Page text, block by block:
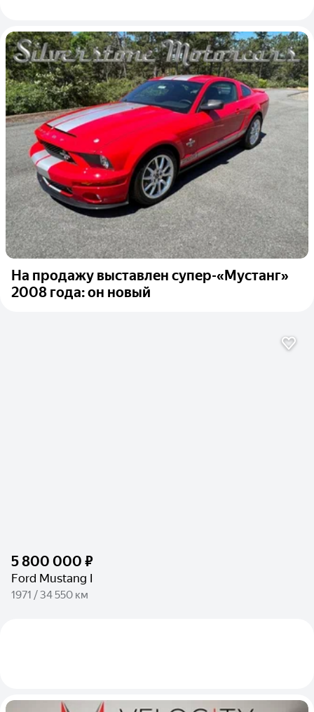
На продажу выставлен супер-«Мустанг»
2008 года: он новый
5 800 000 ₽
Ford Mustang I
1971 / 34 550 км